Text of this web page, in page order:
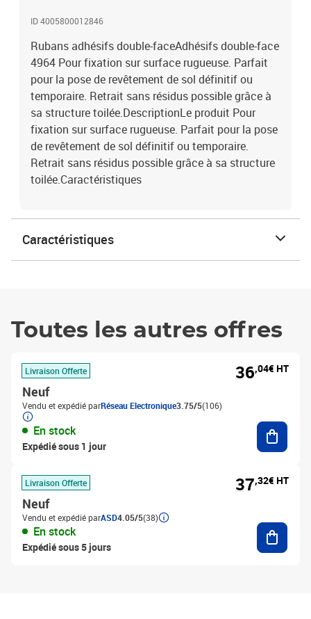
ID 4005800012846
Rubans adhésifs double-faceAdhésifs double-face
4964 Pour fixation sur surface rugueuse. Parfait
pour la pose de revêtement de sol définitif ou
temporaire. Retrait sans résidus possible grâce à
sa structure toilée.DescriptionLe produit Pour
fixation sur surface rugueuse. Parfait pour la pose
de revêtement de sol définitif ou temporaire.
Retrait sans résidus possible grâce à sa structure
toilée.Caractéristiques
Caractéristiques
Toutes les autres offres
Livraison Offerte
Neuf
Vendu et expédié parRéseau Electronique3.75/5(106)
En stock
Expédié sous 1 jour
36,04€ HT
Livraison Offerte
Neuf
Vendu et expédié parASD4.05/5(38)
En stock
Expédié sous 5 jours
37,32€ HT